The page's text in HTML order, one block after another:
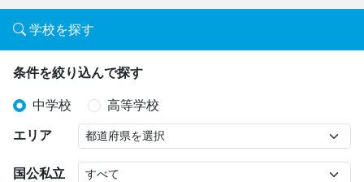
学校を探す
条件を絞り込んで探す
中学校 高等学校
エリア
国公私立